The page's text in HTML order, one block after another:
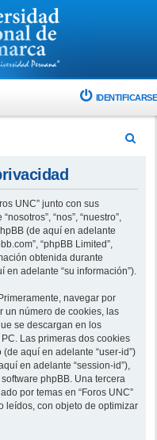
IDENTIFICARSE
UNC” junto con sus
“nos”, “nuestro”,
(de aquí en adelante
“phpBB Limited”,
obtenida durante
adelante “su información”).
navegar por
un número de cookies, las
se descargan en los
Las primeras dos cookies
aquí en adelante “user-id”)
en adelante “session-id”),
phpBB. Una tercera
por temas en “Foros UNC”
leídos, con objeto de optimizar